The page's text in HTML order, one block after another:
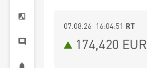
07.08.26 16:04:51 RT
174,420 EUR